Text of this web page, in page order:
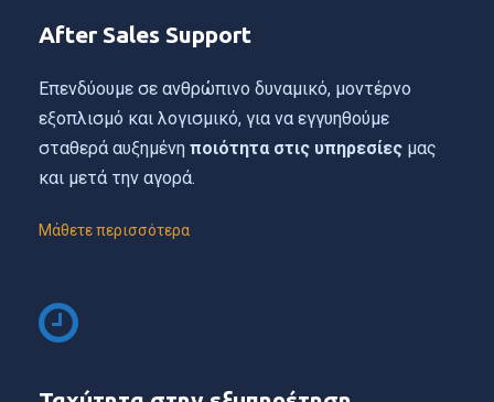
Αfter Sales Support
Επενδύουμε σε ανθρώπινο δυναμικό, μοντέρνο
εξοπλισμό και λογισμικό, για να εγγυηθούμε
σταθερά αυξημένη ποιότητα στις υπηρεσίες μας
και μετά την αγορά.
Μάθετε περισσότερα